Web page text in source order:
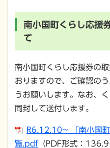
南小国町くらし応援
て
南小国町くらし応援券の
おりますので、ご確認の
うお願いします。なお、
同封して送付します。
R6.12.10~ 『南小国
覧.pdf （PDF形式：136.9